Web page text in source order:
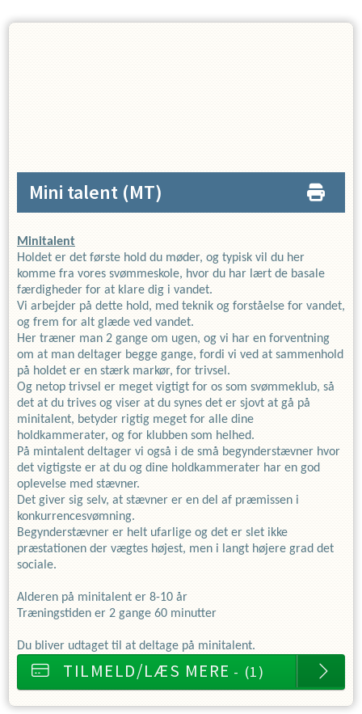
Mini talent (MT)
Minitalent
Holdet er det første hold du møder, og typisk vil du her
komme fra vores svømmeskole, hvor du har lært de basale
færdigheder for at klare dig i vandet.
Vi arbejder på dette hold, med teknik og forståelse for vandet,
og frem for alt glæde ved vandet.
Her træner man 2 gange om ugen, og vi har en forventning
om at man deltager begge gange, fordi vi ved at sammenhold
på holdet er en stærk markør, for trivsel.
Og netop trivsel er meget vigtigt for os som svømmeklub, så
det at du trives og viser at du synes det er sjovt at gå på
minitalent, betyder rigtig meget for alle dine
holdkammerater, og for klubben som helhed.
På mintalent deltager vi også i de små begynderstævner hvor
det vigtigste er at du og dine holdkammerater har en god
oplevelse med stævner.
Det giver sig selv, at stævner er en del af præmissen i
konkurrencesvømning.
Begynderstævner er helt ufarlige og det er slet ikke
præstationen der vægtes højest, men i langt højere grad det
sociale.
Alderen på minitalent er 8-10 år
Træningstiden er 2 gange 60 minutter
Du bliver udtaget til at deltage på minitalent.
TILMELD/LÆS MERE - (1)